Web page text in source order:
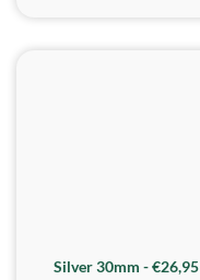
Silver 30mm - €26,95